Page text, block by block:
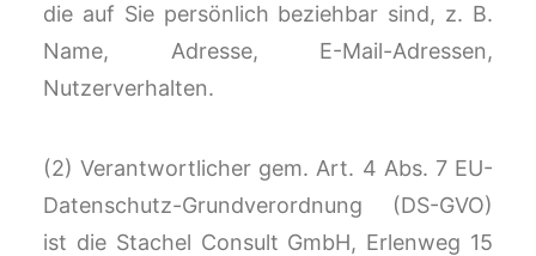
die auf Sie persönlich beziehbar sind, z. B.
Name, Adresse, E-Mail-Adressen,
Nutzerverhalten.
(2) Verantwortlicher gem. Art. 4 Abs. 7 EU-
Datenschutz-Grundverordnung (DS-GVO)
ist die Stachel Consult GmbH, Erlenweg 15